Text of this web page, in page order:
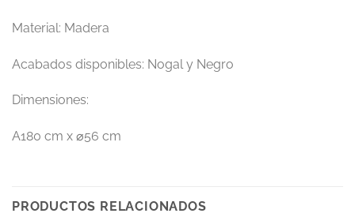
Material: Madera
Acabados disponibles: Nogal y Negro
Dimensiones:
A180 cm x ⌀56 cm
PRODUCTOS RELACIONADOS